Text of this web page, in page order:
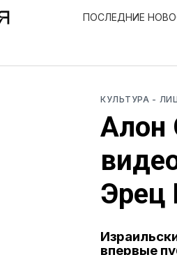
ПОСЛЕДНИЕ
КУЛЬТУРА -
Алон
Эрец
впервые